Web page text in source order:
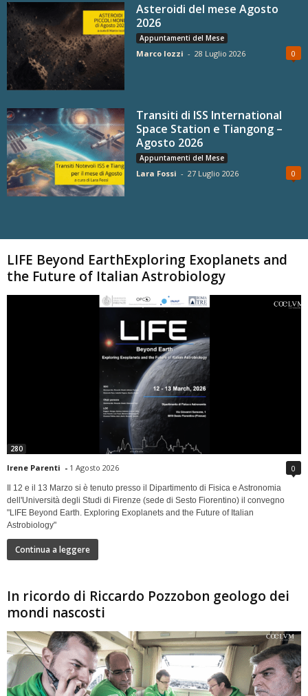
Asteroidi del mese Agosto
2026
Appuntamenti del Mese
Marco Iozzi - 28 Luglio 2026 0
Transiti di ISS International
Space Station e Tiangong –
Agosto 2026
Appuntamenti del Mese
Lara Fossi - 27 Luglio 2026 0
LIFE Beyond EarthExploring Exoplanets and
the Future of Italian Astrobiology
280
Irene Parenti - 1 Agosto 2026 0
Il 12 e il 13 Marzo si è tenuto presso il Dipartimento di Fisica e Astronomia
dell'Università degli Studi di Firenze (sede di Sesto Fiorentino) il convegno
"LIFE Beyond Earth. Exploring Exoplanets and the Future of Italian
Astrobiology"
Continua a leggere
In ricordo di Riccardo Pozzobon geologo dei
mondi nascosti